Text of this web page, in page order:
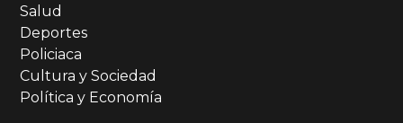
Salud
Deportes
Policiaca
Cultura y Sociedad
Política y Economía